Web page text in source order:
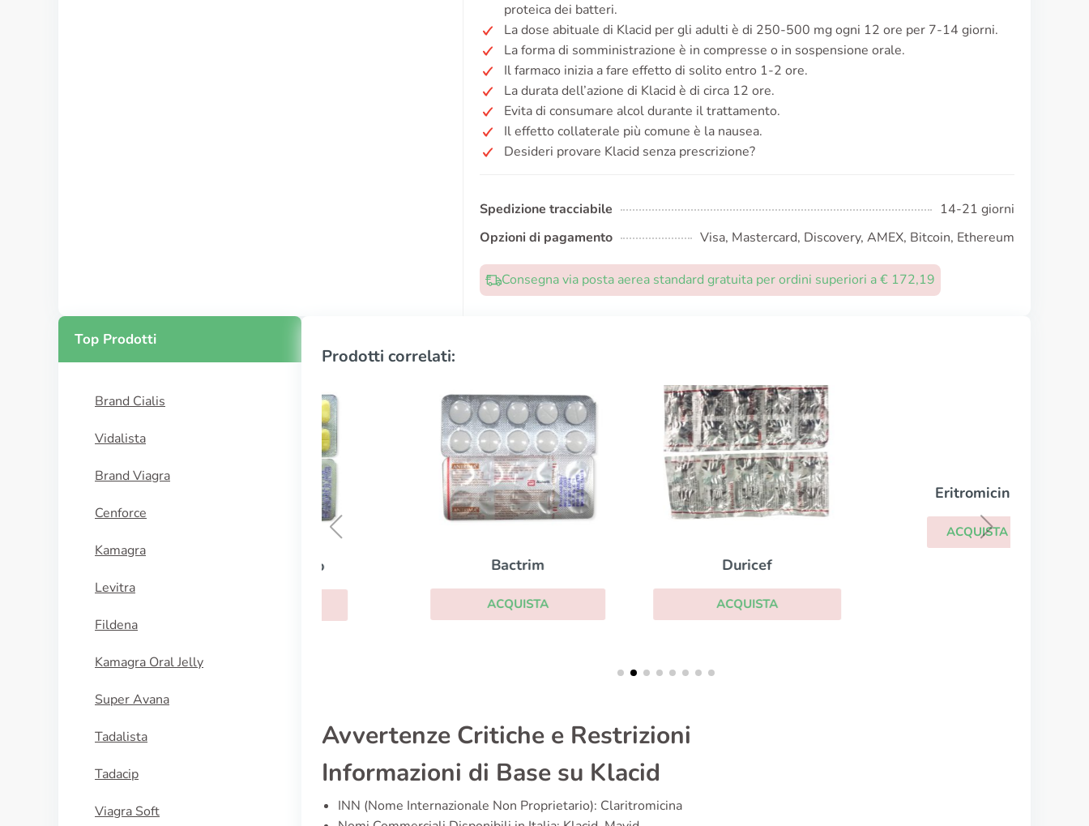
proteica dei batteri.
La dose abituale di Klacid per gli adulti è di 250-500 mg ogni 12 ore per 7-14 giorni.
La forma di somministrazione è in compresse o in sospensione orale.
Il farmaco inizia a fare effetto di solito entro 1-2 ore.
La durata dell’azione di Klacid è di circa 12 ore.
Evita di consumare alcol durante il trattamento.
Il effetto collaterale più comune è la nausea.
Desideri provare Klacid senza prescrizione?
Spedizione tracciabile
14-21 giorni
Opzioni di pagamento
Visa, Mastercard, Discovery, AMEX, Bitcoin, Ethereum
Consegna via posta aerea standard gratuita per ordini superiori a € 172,19
Top Prodotti
Brand Cialis
Vidalista
Brand Viagra
Cenforce
Kamagra
Levitra
Fildena
Kamagra Oral Jelly
Super Avana
Tadalista
Tadacip
Viagra Soft
Prodotti correlati:
Avvertenze Critiche e Restrizioni
Informazioni di Base su Klacid
INN (Nome Internazionale Non Proprietario): Claritromicina